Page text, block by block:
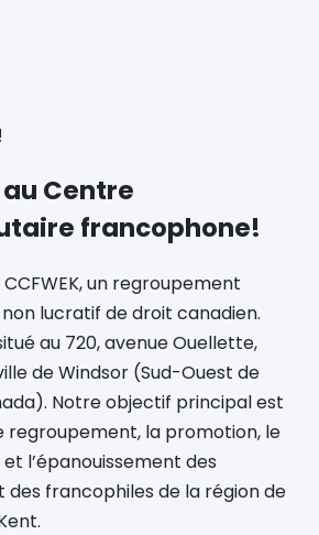
Centre
francophone!
un regroupement
lucratif de droit canadien.
au 720, avenue Ouellette,
de Windsor (Sud-Ouest de
Notre objectif principal est
regroupement, la promotion, le
l’épanouissement des
francophiles de la région de